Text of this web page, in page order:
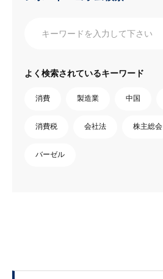
よく検索されているキーワード
消費 製造業 中国
消費税 会社法 株主総会
バーゼル